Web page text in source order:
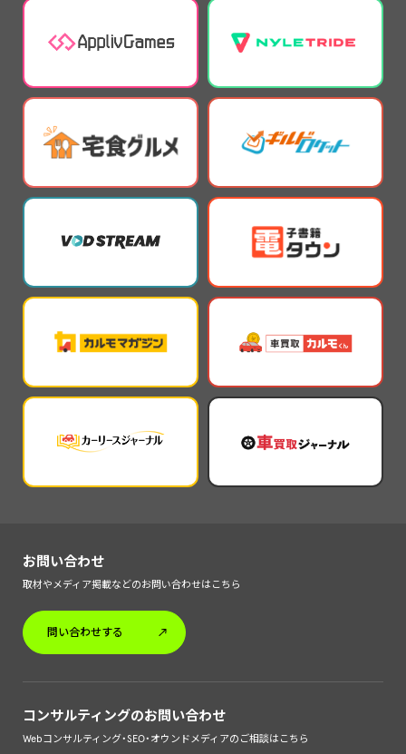
お問い合わせ
取材やメディア掲載などのお問い合わせはこちら
問い合わせする
コンサルティングのお問い合わせ
Webコンサルティング・SEO・オウンドメディアのご相談はこちら